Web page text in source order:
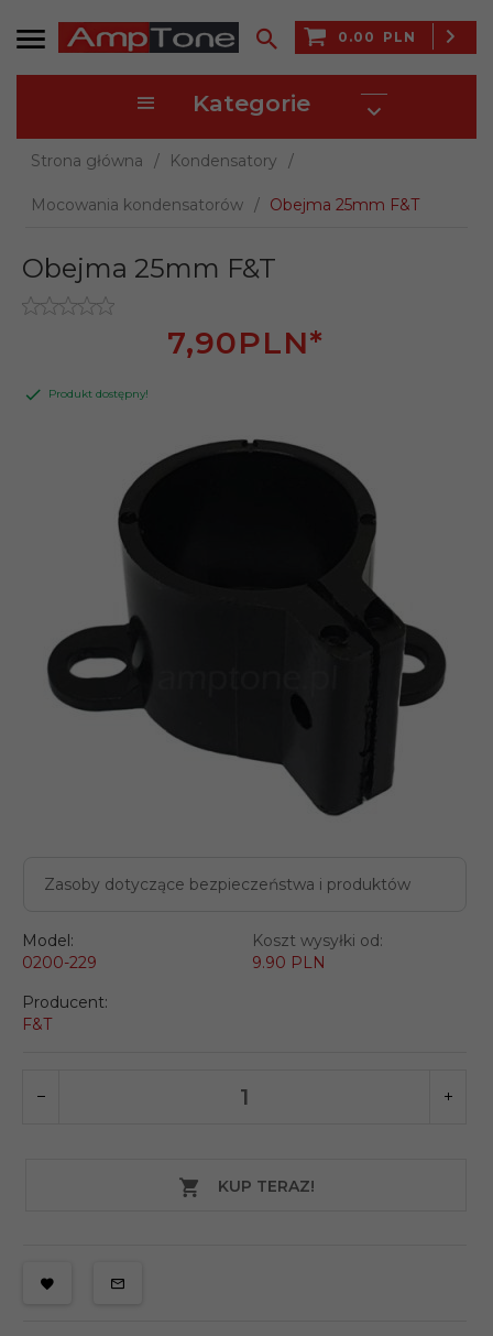
0.00 PLN
Kategorie
Strona główna Kondensatory
Mocowania kondensatorów Obejma 25mm F&T
Zasoby dotyczące bezpieczeństwa i produktów
Obejma 25mm F&T
7,90PLN*
Produkt dostępny!
Model:
0200-229
Koszt wysyłki od:
9.90 PLN
Producent:
F&T
KUP TERAZ!